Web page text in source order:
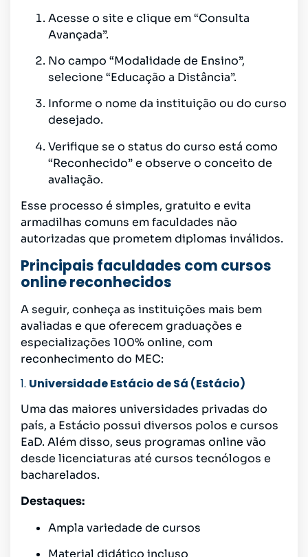
Acesse o site e clique em “Consulta
Avançada”.
No campo “Modalidade de Ensino”,
selecione “Educação a Distância”.
Informe o nome da instituição ou do curso
desejado.
Verifique se o status do curso está como
“Reconhecido” e observe o conceito de
avaliação.
Esse processo é simples, gratuito e evita
armadilhas comuns em faculdades não
autorizadas que prometem diplomas inválidos.
Principais faculdades com cursos
online reconhecidos
A seguir, conheça as instituições mais bem
avaliadas e que oferecem graduações e
especializações 100% online, com
reconhecimento do MEC:
1. Universidade Estácio de Sá (Estácio)
Uma das maiores universidades privadas do
país, a Estácio possui diversos polos e cursos
EaD. Além disso, seus programas online vão
desde licenciaturas até cursos tecnólogos e
bacharelados.
Destaques:
Ampla variedade de cursos
Material didático incluso